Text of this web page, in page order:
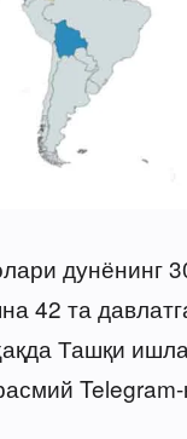
дунёнинг
42 та
Ташқи